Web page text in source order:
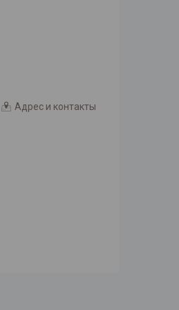
Адрес и контакты